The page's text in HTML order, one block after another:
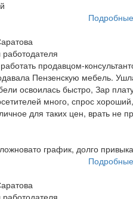
продавцом-
Пензенскую мебель.
освоилась быстро, Зар
много, спрос
для таких цен, врать
график, долго